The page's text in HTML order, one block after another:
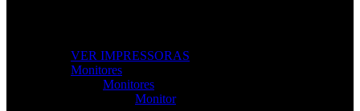
VER IMPRESSORAS
Monitores
Monitores
Monitor